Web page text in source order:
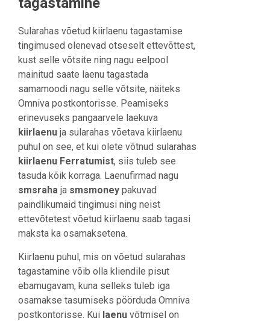
Sularahas võetud kiirlaenu tagastamise
tingimused olenevad otseselt ettevõttest,
kust selle võtsite ning nagu eelpool
mainitud saate laenu tagastada
samamoodi nagu selle võtsite, näiteks
Omniva postkontorisse. Peamiseks
erinevuseks pangaarvele laekuva
kiirlaenu ja sularahas võetava kiirlaenu
puhul on see, et kui olete võtnud sularahas
kiirlaenu Ferratumist, siis tuleb see
tasuda kõik korraga. Laenufirmad nagu
smsraha ja smsmoney pakuvad
paindlikumaid tingimusi ning neist
ettevõtetest võetud kiirlaenu saab tagasi
maksta ka osamaksetena.
Kiirlaenu puhul, mis on võetud sularahas
tagastamine võib olla kliendile pisut
ebamugavam, kuna selleks tuleb iga
osamakse tasumiseks pöörduda Omniva
postkontorisse. Kui laenu võtmisel on